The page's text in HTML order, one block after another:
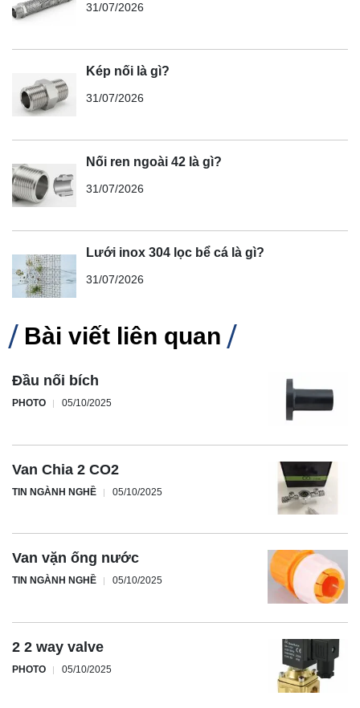
31/07/2026
Kép nối là gì?
31/07/2026
Nối ren ngoài 42 là gì?
31/07/2026
Lưới inox 304 lọc bể cá là gì?
31/07/2026
Bài viết liên quan
Đầu nối bích
PHOTO 05/10/2025
Van Chia 2 CO2
TIN NGÀNH NGHỀ 05/10/2025
Van vặn ống nước
TIN NGÀNH NGHỀ 05/10/2025
2 2 way valve
PHOTO 05/10/2025